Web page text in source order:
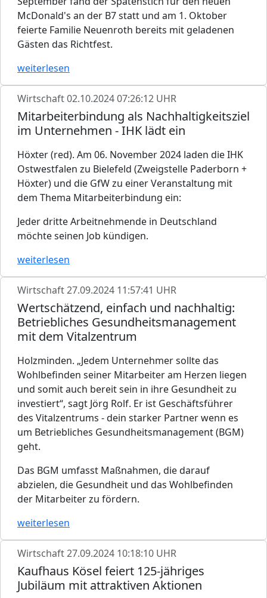
McDonald's an der B7 statt und am 1. Oktober
feierte Familie Neuenroth bereits mit geladenen
Gästen das Richtfest.
weiterlesen
Wirtschaft02.10.2024 07:26:12 UHR
Mitarbeiterbindung als Nachhaltigkeitsziel
im Unternehmen - IHK lädt ein
Höxter (red). Am 06. November 2024 laden die IHK
Ostwestfalen zu Bielefeld (Zweigstelle Paderborn +
Höxter) und die GfW zu einer Veranstaltung mit
dem Thema Mitarbeiterbindung ein:
Jeder dritte Arbeitnehmende in Deutschland
möchte seinen Job kündigen.
weiterlesen
Wirtschaft27.09.2024 11:57:41 UHR
Wertschätzend, einfach und nachhaltig:
Betriebliches Gesundheitsmanagement
mit dem Vitalzentrum
Holzminden. „Jedem Unternehmer sollte das
Wohlbefinden seiner Mitarbeiter am Herzen liegen
und somit auch bereit sein in ihre Gesundheit zu
investiert“, sagt Jörg Rolf. Er ist Geschäftsführer
des Vitalzentrums - dein starker Partner wenn es
um Betriebliches Gesundheitsmanagement (BGM)
geht.
Das BGM umfasst Maßnahmen, die darauf
abzielen, die Gesundheit und das Wohlbefinden
der Mitarbeiter zu fördern.
weiterlesen
Wirtschaft27.09.2024 10:18:10 UHR
Kaufhaus Kösel feiert 125-jähriges
Jubiläum mit attraktiven Aktionen